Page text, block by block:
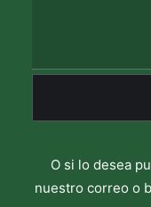
O si lo desea
nuestro correo o